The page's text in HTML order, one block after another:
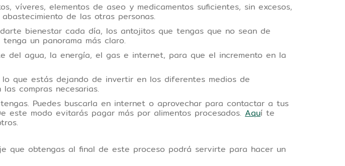
víveres, elementos de aseo y medicamentos suficientes, sin excesos,
de las otras personas.
bienestar cada día, los antojitos que tengas que no sean de
un panorama más claro.
del agua, la energía, el gas e internet, para que el incremento en la
que estás dejando de invertir en los diferentes medios de
compras necesarias.
Puedes buscarla en internet o aprovechar para contactar a tus
este modo evitarás pagar más por alimentos procesados. Aquí te
que obtengas al final de este proceso podrá servirte para hacer un